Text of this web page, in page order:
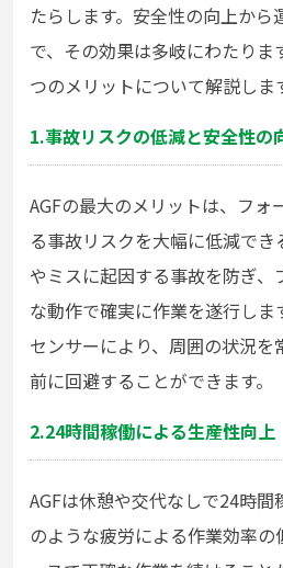
たらします。安全性の向上から
で、その効果は多岐にわたりま
つのメリットについて解説しま
1.事故リスクの低減と安全性の
AGFの最大のメリットは、フォ
る事故リスクを大幅に低減でき
やミスに起因する事故を防ぎ、
な動作で確実に作業を遂行しま
センサーにより、周囲の状況
前に回避することができます。
2.24時間稼働による生産性向上
AGFは休憩や交代なしで24時間
のような疲労による作業効率